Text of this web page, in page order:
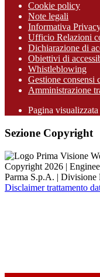
Cookie policy
Note legali
Informativa
Ufficio Relazioni
Dichiarazione di
Obiettivi di
Whistleblowing
Gestione consensi
Amministrazione
Pagina visualizzata
Sezione Copyright
Copyright 2026 |
Parma S.p.A. |
Disclaimer trattamento